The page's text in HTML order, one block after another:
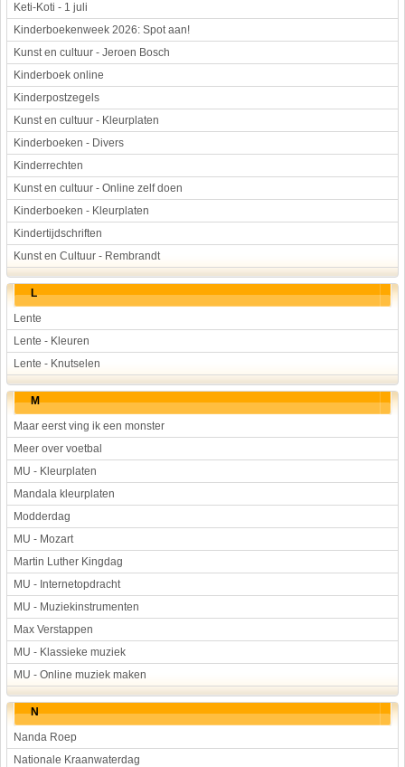
Keti-Koti - 1 juli
Kinderboekenweek 2026: Spot aan!
Kunst en cultuur - Jeroen Bosch
Kinderboek online
Kinderpostzegels
Kunst en cultuur - Kleurplaten
Kinderboeken - Divers
Kinderrechten
Kunst en cultuur - Online zelf doen
Kinderboeken - Kleurplaten
Kindertijdschriften
Kunst en Cultuur - Rembrandt
L
Lente
Lente - Kleuren
Lente - Knutselen
M
Maar eerst ving ik een monster
Meer over voetbal
MU - Kleurplaten
Mandala kleurplaten
Modderdag
MU - Mozart
Martin Luther Kingdag
MU - Internetopdracht
MU - Muziekinstrumenten
Max Verstappen
MU - Klassieke muziek
MU - Online muziek maken
N
Nanda Roep
Nationale Kraanwaterdag